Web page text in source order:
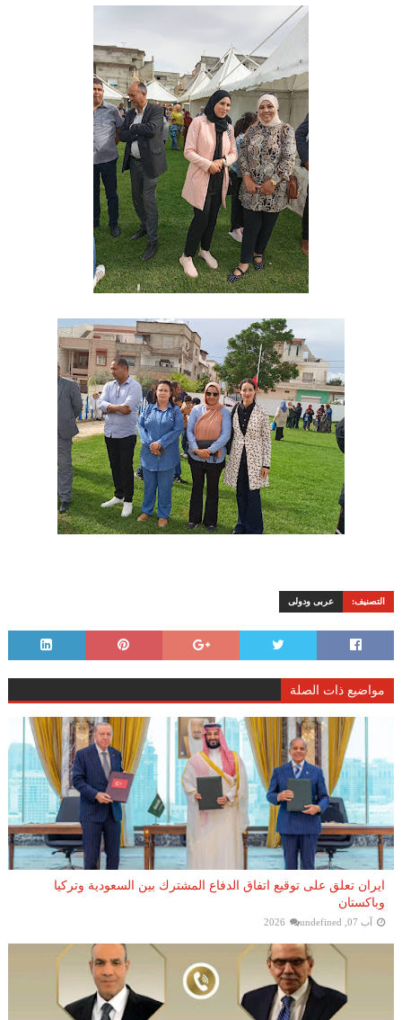
التصنيف: عربى ودولى
مواضيع ذات الصلة
ايران تعلق على توقيع اتفاق الدفاع المشترك بين السعودية وتركيا
وباكستان
آب 07, 2026 undefined